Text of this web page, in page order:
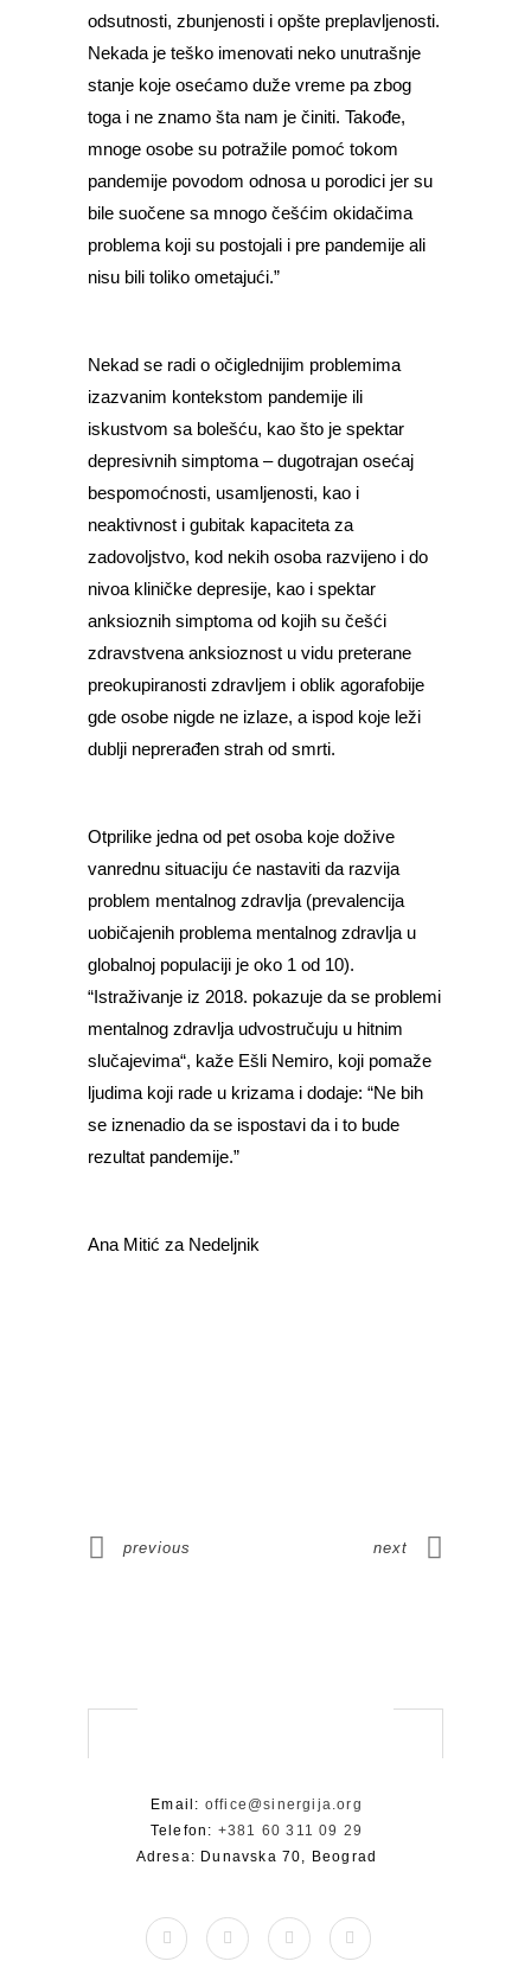
odsutnosti, zbunjenosti i opšte preplavljenosti.
Nekada je teško imenovati neko unutrašnje
stanje koje osećamo duže vreme pa zbog
toga i ne znamo šta nam je činiti. Takođe,
mnoge osobe su potražile pomoć tokom
pandemije povodom odnosa u porodici jer su
bile suočene sa mnogo češćim okidačima
problema koji su postojali i pre pandemije ali
nisu bili toliko ometajući.”
Nekad se radi o očiglednijim problemima
izazvanim kontekstom pandemije ili
iskustvom sa bolešću, kao što je spektar
depresivnih simptoma – dugotrajan osećaj
bespomoćnosti, usamljenosti, kao i
neaktivnost i gubitak kapaciteta za
zadovoljstvo, kod nekih osoba razvijeno i do
nivoa kliničke depresije, kao i spektar
anksioznih simptoma od kojih su češći
zdravstvena anksioznost u vidu preterane
preokupiranosti zdravljem i oblik agorafobije
gde osobe nigde ne izlaze, a ispod koje leži
dublji neprerađen strah od smrti.
Otprilike jedna od pet osoba koje dožive
vanrednu situaciju će nastaviti da razvija
problem mentalnog zdravlja (prevalencija
uobičajenih problema mentalnog zdravlja u
globalnoj populaciji je oko 1 od 10).
“Istraživanje iz 2018. pokazuje da se problemi
mentalnog zdravlja udvostručuju u hitnim
slučajevima“, kaže Ešli Nemiro, koji pomaže
ljudima koji rade u krizama i dodaje: “Ne bih
se iznenadio da se ispostavi da i to bude
rezultat pandemije.”
Ana Mitić za Nedeljnik
previous next
Email: office@sinergija.org
Telefon: +381 60 311 09 29
Adresa: Dunavska 70, Beograd